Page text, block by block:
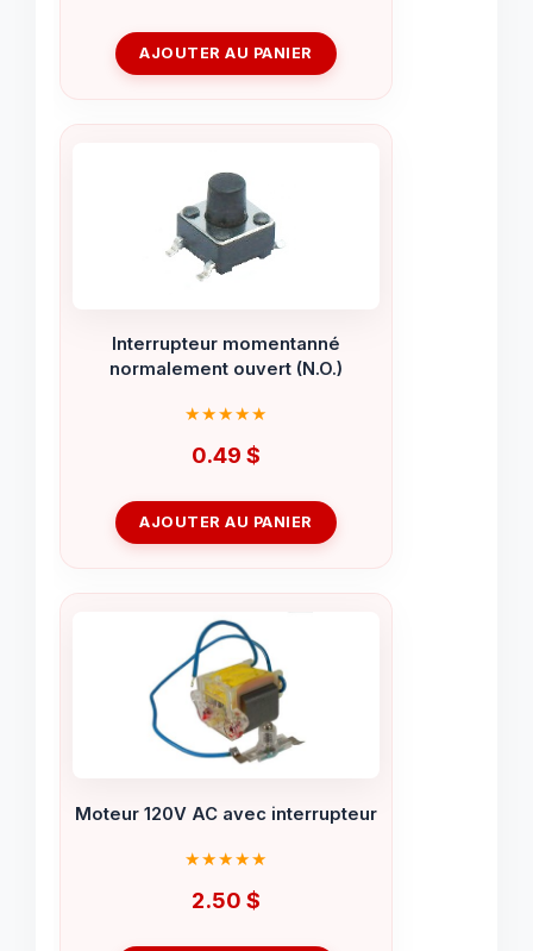
AJOUTER AU PANIER
Interrupteur momentanné
normalement ouvert (N.O.)
0.49 $
AJOUTER AU PANIER
Moteur 120V AC avec interrupteur
2.50 $